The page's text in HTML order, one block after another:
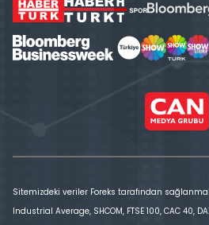
Sitemizdeki veriler Foreks tarafından
Industrial Average, SHCOM, FTSE 100, CAC 40,